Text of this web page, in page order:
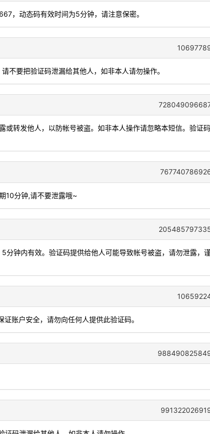
，动态码有效时间为5分钟，请注意保密。
不要把验证码泄漏给其他人，如非本人请勿操作。
或转发他人，以防帐号被盗。如非本人操作请忽略本短信。验证码
10分钟,请不要泄露哦~
分钟内有效。验证码提供给他人可能导致帐号被盗，请勿泄露，
账户安全，请勿向任何人提供此验证码。